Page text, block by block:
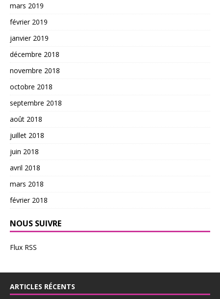
mars 2019
février 2019
janvier 2019
décembre 2018
novembre 2018
octobre 2018
septembre 2018
août 2018
juillet 2018
juin 2018
avril 2018
mars 2018
février 2018
NOUS SUIVRE
Flux RSS
ARTICLES RÉCENTS